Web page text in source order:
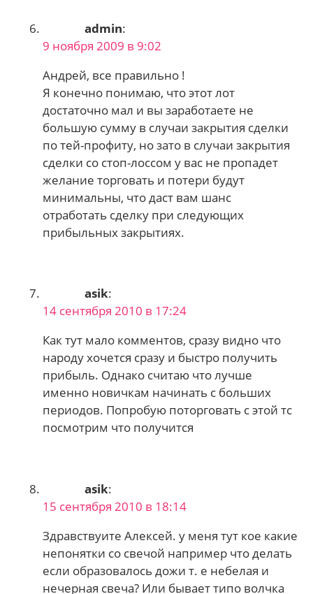
admin:
9 ноября 2009 в 9:02
Андрей, все правильно !
Я конечно понимаю, что этот лот
достаточно мал и вы заработаете не
большую сумму в случаи закрытия сделки
по тей-профиту, но зато в случаи закрытия
сделки со стоп-лоссом у вас не пропадет
желание торговать и потери будут
минимальны, что даст вам шанс
отработать сделку при следующих
прибыльных закрытиях.
asik:
14 сентября 2010 в 17:24
Как тут мало комментов, сразу видно что
народу хочется сразу и быстро получить
прибыль. Однако считаю что лучше
именно новичкам начинать с больших
периодов. Попробую поторговать с этой тс
посмотрим что получится
asik:
15 сентября 2010 в 18:14
Здравствуите Алексей. у меня тут кое какие
непонятки со свечой например что делать
если образовалось дожи т. е небелая и
нечерная свеча? Или бывает типо волчка